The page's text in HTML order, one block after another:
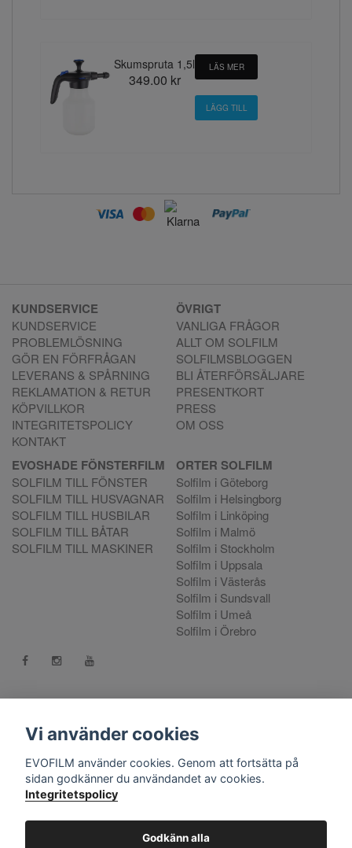
Skumspruta 1,5l
349.00 kr
LÄS MER
KUNDSERVICE
KUNDSERVICE
PROBLEMLÖSNING
GÖR EN FÖRFRÅGAN
LEVERANS & SPÅRNING
REKLAMATION & RETUR
KÖPVILLKOR
INTEGRITETSPOLICY
KONTAKT
ÖVRIGT
VANLIGA FRÅGOR
ALLT OM SOLFILM
SOLFILMSBLOGGEN
BLI ÅTERFÖRSÄLJARE
PRESENTKORT
PRESS
OM OSS
EVOSHADE FÖNSTERFILM
SOLFILM TILL FÖNSTER
SOLFILM TILL HUSVAGNAR
SOLFILM TILL HUSBILAR
SOLFILM TILL BÅTAR
SOLFILM TILL MASKINER
ORTER SOLFILM
Solfilm i Göteborg
Solfilm i Helsingborg
Solfilm i Linköping
Solfilm i Malmö
Solfilm i Stockholm
Solfilm i Uppsala
Solfilm i Västerås
Solfilm i Sundsvall
Solfilm i Umeå
Solfilm i Örebro
Kontakt:mejla oss. Vill du göra en reklamation använd vår
28 Helsingborg.
© Copyright 2026 EVOFILM Sverige. EVOFILM® EVOGEL®
and EVOBRITE® are registered trademarks. All violations of our
intellectual property rights are prosecuted. All other brands,
Vi använder cookies
EVOFILM använder cookies. Genom att fortsätta på
sidan godkänner du användandet av cookies.
Integritetspolicy
Godkänn alla